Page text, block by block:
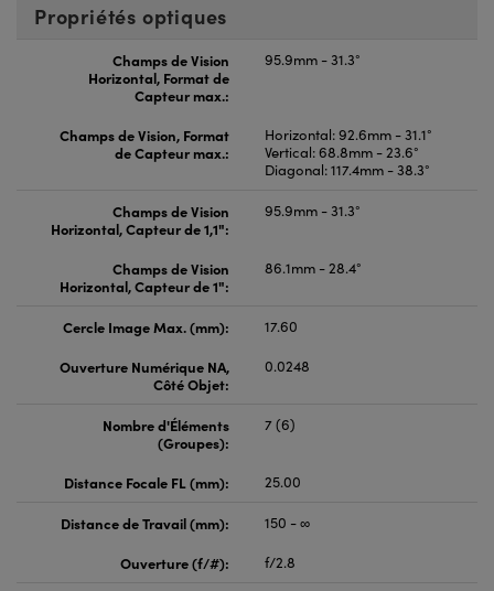
Propriétés optiques
Champs de Vision
Horizontal, Format de
Capteur max.:
95.9mm - 31.3°
Champs de Vision, Format
de Capteur max.:
Horizontal: 92.6mm - 31.1°
Vertical: 68.8mm - 23.6°
Diagonal: 117.4mm - 38.3°
Champs de Vision
Horizontal, Capteur de 1,1":
95.9mm - 31.3°
Champs de Vision
Horizontal, Capteur de 1":
86.1mm - 28.4°
Cercle Image Max. (mm):
17.60
Ouverture Numérique NA,
Côté Objet:
0.0248
Nombre d'Éléments
(Groupes):
7 (6)
Distance Focale FL (mm): 25.00
Distance de Travail (mm):
150 - ∞
Ouverture (f/#):
f/2.8